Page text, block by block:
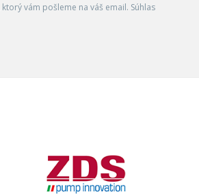
vám pošleme na váš email. Súhlas